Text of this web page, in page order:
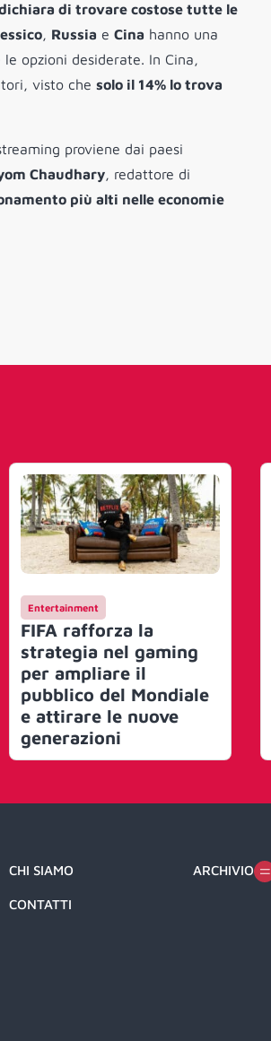
di trovare costose tutte le
, Russia e Cina hanno una
opzioni desiderate. In Cina,
visto che solo il 14% lo trova
proviene dai paesi
Chaudhary, redattore di
più alti nelle economie
Entertainment
FIFA rafforza la
strategia nel gaming
per ampliare il
pubblico del Mondiale
e attirare le nuove
generazioni
CHI SIAMO
CONTATTI
ARCHIVIO